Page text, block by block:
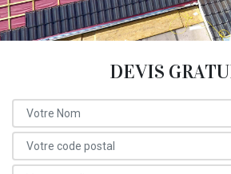
DEVIS